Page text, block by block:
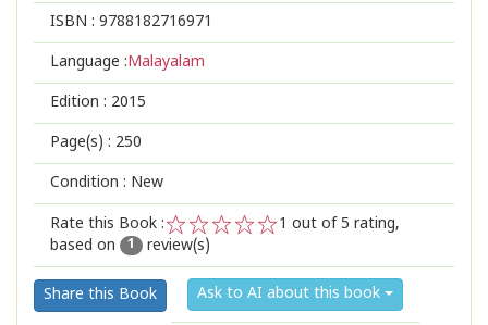
ISBN : 9788182716971
Language :Malayalam
Edition : 2015
Page(s) : 250
Condition : New
Rate this Book :
2
1
1 out of 5 rating,
based on
1 review(s)
Share this Book Ask to AI about this book